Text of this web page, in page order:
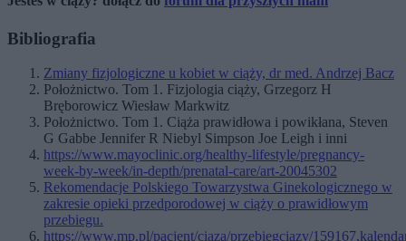
Bibliografia
Zmiany fizjologiczne u kobiet w ciąży, dr med. Andrzej Bacz
Położnictwo. Tom 1. Fizjologia ciąży, Grzegorz H
Bręborowicz Wiesław Markwitz
Położnictwo. Tom 1. Ciąża prawidłowa i powikłana, Steven
G Gabbe Jennifer R Niebyl Simpson Joe Leigh i inni
https://www.mayoclinic.org/healthy-lifestyle/pregnancy-
week-by-week/in-depth/prenatal-care/art-20045302
Rekomendacje Polskiego Towarzystwa Ginekologicznego w
zakresie opieki przedporodowej w ciąży o prawidłowym
przebiegu.
https://www.mp.pl/pacjent/ciaza/przebiegciazy/